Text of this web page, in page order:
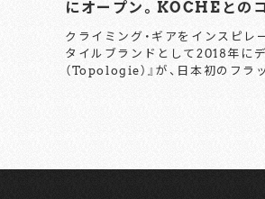
にオープン。KOCHÉとの
も！
クライミング・ギアをインスピレ
タイルブランドとして2018年に
（Topologie）』が、日本初のフ
ステル・コシェによるファッショ